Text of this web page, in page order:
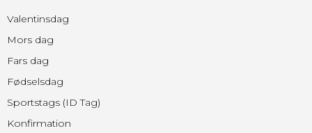
Valentinsdag
Mors dag
Fars dag
Fødselsdag
Sportstags (ID Tag)
Konfirmation